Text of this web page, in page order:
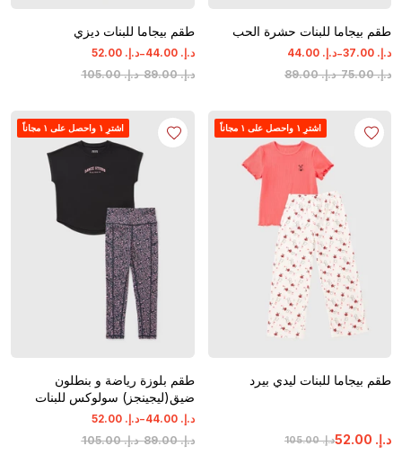
طقم بيجاما للبنات حشرة الحب
د.إ. 37.00
-د.إ. 44.00
د.إ.‏
75.00
-د.إ.‏
89.00
طقم بيجاما للبنات ديزي
د.إ. ‏
44.00
-د.إ. ‏
52.00
د.إ.‏
89.00
-د.إ.‏
105.00
اشترِ ١ واحصل على ١ مجاناً
طقم بيجاما للبنات ليدي بيرد
د.إ.‏
105.00 د.إ. 52.00
اشترِ ١ واحصل على ١ مجاناً
طقم بلوزة رياضة و بنطلون
ضيق(ليجينجز) سولوكس للبنات
د.إ. ‏
44.00
-د.إ. ‏
52.00
د.إ.‏
89.00
-د.إ.‏
105.00